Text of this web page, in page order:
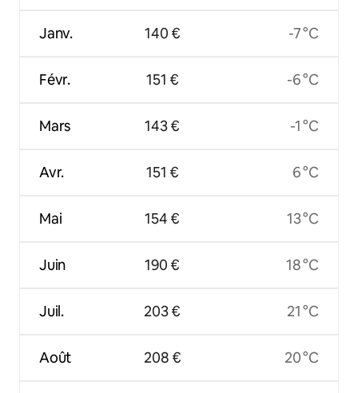
Janv.
Févr.
Mars
Avr.
Mai
Juin
Juil.
Août
140 €
151 €
143 €
151 €
154 €
190 €
203 €
208 €
-7 °C
-6 °C
-1 °C
6 °C
13 °C
18 °C
21 °C
20 °C